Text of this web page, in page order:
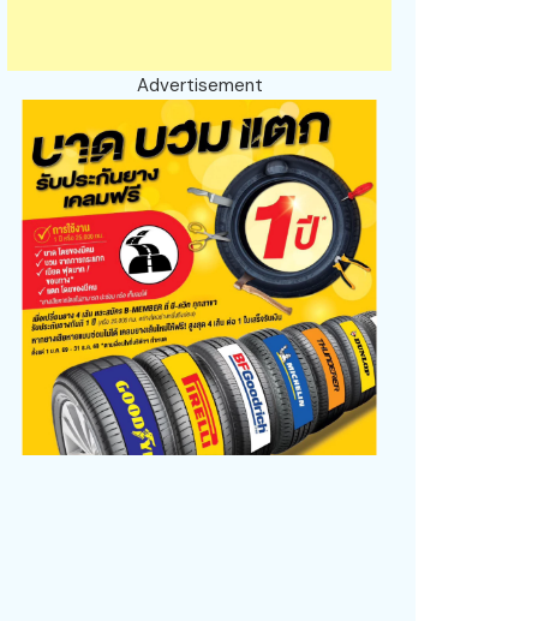
Advertisement